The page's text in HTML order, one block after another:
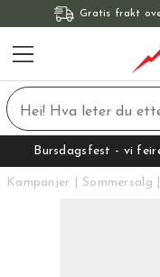
Gratis frakt
Bursdagsfest - vi
Kampanjer Sommersalg